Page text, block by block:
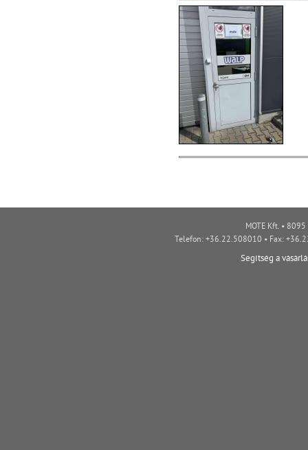
MOTE Kft. •
Telefon: +36.22.508010 • Fax:
Segítség a